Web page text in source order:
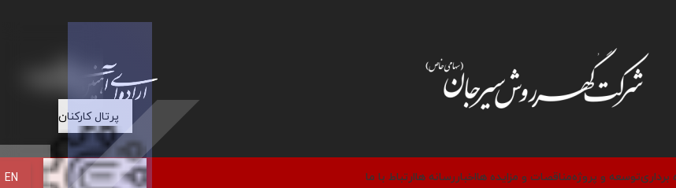
برداریتوسعه و پروژهمناقصات و مزایده هااخباررسانه هاارتباط با ما
پرتال کارکنان
EN